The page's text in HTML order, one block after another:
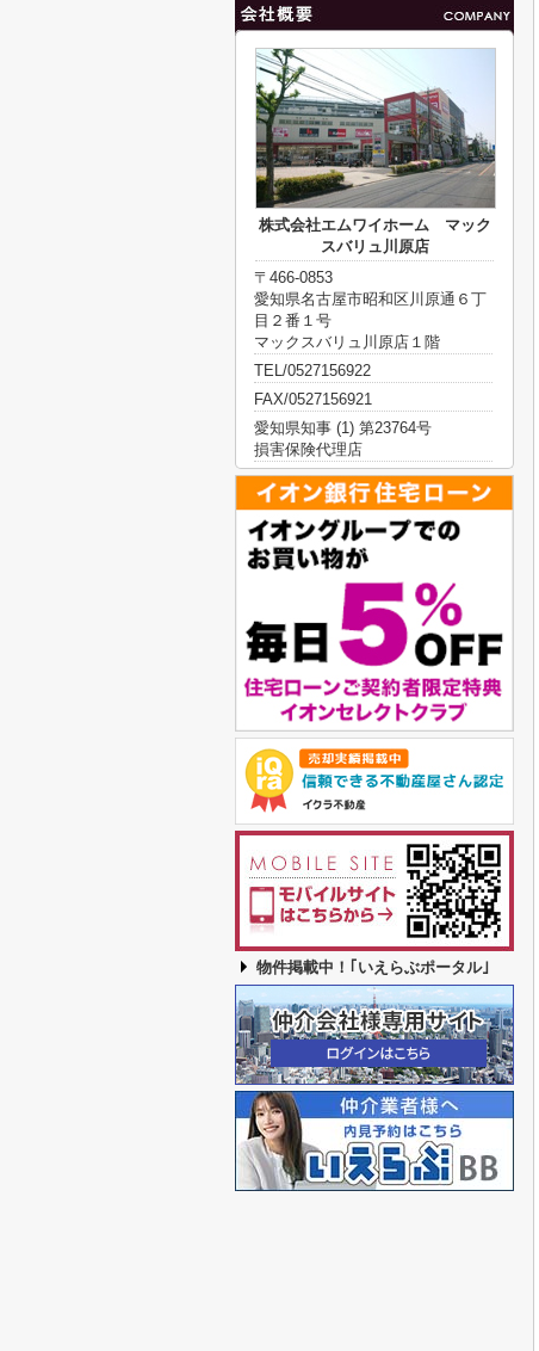
株式会社エムワイホーム マック
スバリュ川原店
〒466-0853
愛知県名古屋市昭和区川原通６丁
目２番１号
マックスバリュ川原店１階
TEL/0527156922
FAX/0527156921
愛知県知事 (1) 第23764号
損害保険代理店
物件掲載中！｢いえらぶポータル｣